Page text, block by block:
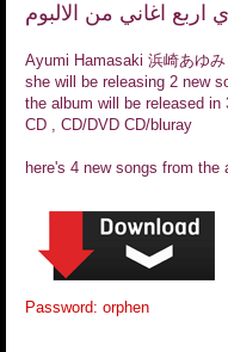
اربع اغاني من الالبوم
Ayumi Hamasaki 浜崎あゆみ
she will be releasing 2 new
the album will be released in
CD , CD/DVD CD/bluray
here's 4 new songs from the
Password: orphen